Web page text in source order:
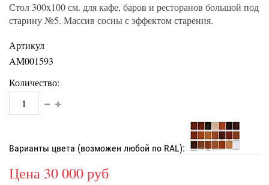
Стол 300x100 см. для кафе, баров и ресторанов большой под
старину №5. Массив сосны с эффектом старения.
Артикул
AM001593
Количество:
Варианты цвета (возможен любой по RAL):
Цена 30 000 руб